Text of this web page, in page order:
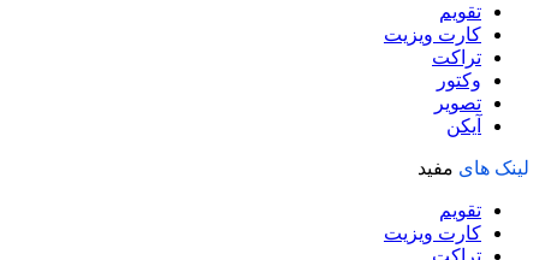
تقویم
کارت ویزیت
تراکت
وکتور
تصویر
آیکن
لینک های مفید
تقویم
کارت ویزیت